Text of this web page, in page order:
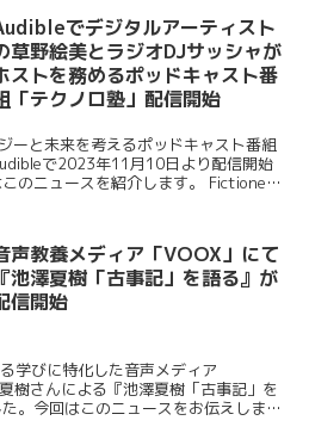
でデジタルアーティスト
草野絵美とラジオDJサッシャが
ストを務めるポッドキャスト番
「テクノロ塾」配信開始
ーと未来を考えるポッドキャスト番組
で2023年11月10日より配信開始
のニュースを紹介します。 Fictionera
声教養メディア「VOOX」にて
『池澤夏樹「古事記」を語る』が
信開始
学びに特化した音声メディア
樹さんによる『池澤夏樹「古事記」を
。今回はこのニュースをお伝えしま